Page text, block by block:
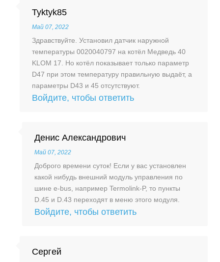
Tyktyk85
Май 07, 2022
Здравствуйте. Установил датчик наружной
температуры 0020040797 на котёл Медведь 40
KLOM 17. Но котёл показывает только параметр
D47 при этом температуру правильную выдаёт, а
параметры D43 и 45 отсутствуют.
Войдите, чтобы ответить
Денис Александрович
Май 07, 2022
Доброго времени суток! Если у вас установлен
какой нибудь внешний модуль управления по
шине e-bus, например Termolink-P, то пункты
D.45 и D.43 переходят в меню этого модуля.
Войдите, чтобы ответить
Сергей